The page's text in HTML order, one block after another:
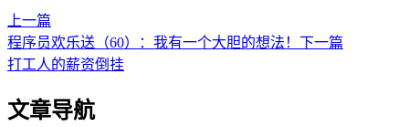
上一篇
程序员欢乐送（60）：我有一个大胆的想法！ 下一篇
打工人的薪资倒挂
文章导航